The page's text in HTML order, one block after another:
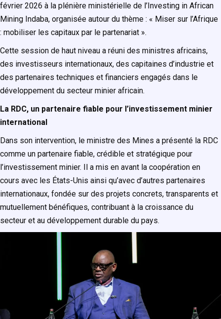
février 2026 à la plénière ministérielle de l’Investing in African
Mining Indaba, organisée autour du thème : « Miser sur l’Afrique
: mobiliser les capitaux par le partenariat ».
Cette session de haut niveau a réuni des ministres africains,
des investisseurs internationaux, des capitaines d’industrie et
des partenaires techniques et financiers engagés dans le
développement du secteur minier africain.
La RDC, un partenaire fiable pour l’investissement minier
international
Dans son intervention, le ministre des Mines a présenté la RDC
comme un partenaire fiable, crédible et stratégique pour
l’investissement minier. Il a mis en avant la coopération en
cours avec les États-Unis ainsi qu’avec d’autres partenaires
internationaux, fondée sur des projets concrets, transparents et
mutuellement bénéfiques, contribuant à la croissance du
secteur et au développement durable du pays.